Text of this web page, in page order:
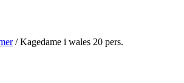
/ Kagedame i wales 20 pers.